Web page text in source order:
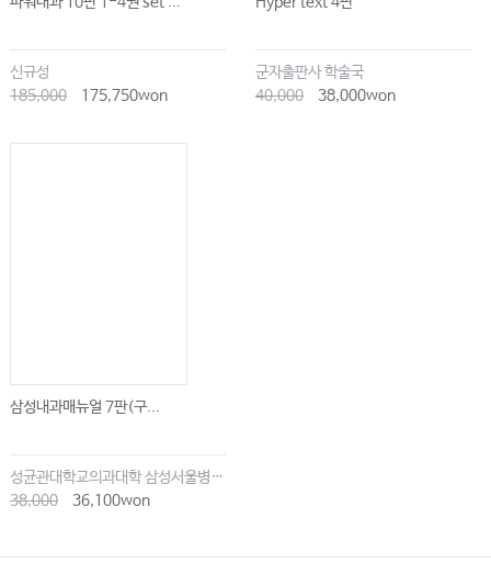
신규성
185,000
175,750won
군자출판사 학술국
40,000
38,000won
삼성내과매뉴얼 7판(구...
성균관대학교의과대학 삼성서울병원내과
38,000
36,100won